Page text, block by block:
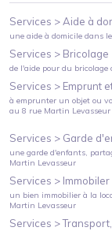
Services > Aide à
une aide à domicile dans
Services > Bricolage
de l'aide pour du bricolage
Services > Emprunt
à emprunter un objet ou
au 8 rue Martin Levasseur
Services > Garde
une garde d'enfants,
Martin Levasseur
Services >
un bien immobilier à la
Martin Levasseur
Services >